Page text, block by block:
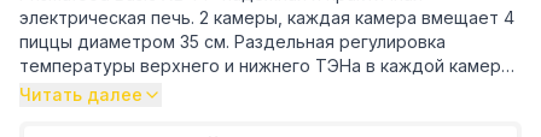
электрическая печь. 2 камеры, каждая камера вмещает 4
пиццы диаметром 35 см. Раздельная регулировка
температуры верхнего и нижнего ТЭНа в каждой камере.
Прочная конструкция и интуитивная панель управления
Читать далее